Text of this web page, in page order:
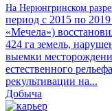
На Нерюнгринском
период с 2015 по
«Мечела»)
424 га земель,
выемки
естественного
рекультивации на...
Добыча